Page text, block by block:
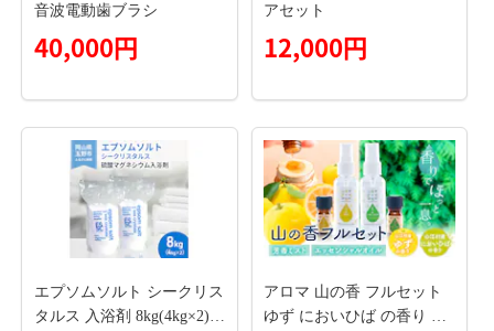
音波電動歯ブラシ
40,000円
アセット
12,000円
エプソムソルト シークリス
タルス 入浴剤 8kg(4kg×2)
アロマ 山の香 フルセット
ゆず においひば の香り 芳